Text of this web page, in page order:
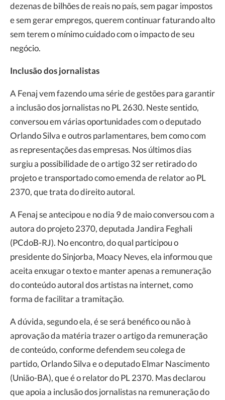
dezenas de bilhões de reais no país, sem pagar impostos
e sem gerar empregos, querem continuar faturando alto
sem terem o mínimo cuidado com o impacto de seu
negócio.
Inclusão dos jornalistas
A Fenaj vem fazendo uma série de gestões para garantir
a inclusão dos jornalistas no PL 2630. Neste sentido,
conversou em várias oportunidades com o deputado
Orlando Silva e outros parlamentares, bem como com
as representações das empresas. Nos últimos dias
surgiu a possibilidade de o artigo 32 ser retirado do
projeto e transportado como emenda de relator ao PL
2370, que trata do direito autoral.
A Fenaj se antecipou e no dia 9 de maio conversou com a
autora do projeto 2370, deputada Jandira Feghali
(PCdoB-RJ). No encontro, do qual participou o
presidente do Sinjorba, Moacy Neves, ela informou que
aceita enxugar o texto e manter apenas a remuneração
do conteúdo autoral dos artistas na internet, como
forma de facilitar a tramitação.
A dúvida, segundo ela, é se será benéfico ou não à
aprovação da matéria trazer o artigo da remuneração
de conteúdo, conforme defendem seu colega de
partido, Orlando Silva e o deputado Elmar Nascimento
(União-BA), que é o relator do PL 2370. Mas declarou
que apoia a inclusão dos jornalistas na remuneração do